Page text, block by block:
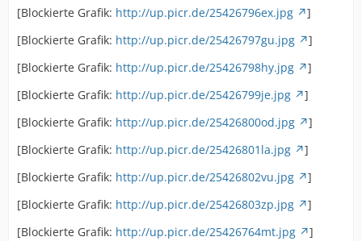
[Blockierte Grafik: http://up.picr.de/25426796ex.jpg
]
[Blockierte Grafik: http://up.picr.de/25426797gu.jpg
]
[Blockierte Grafik: http://up.picr.de/25426798hy.jpg
]
[Blockierte Grafik: http://up.picr.de/25426799je.jpg
]
[Blockierte Grafik: http://up.picr.de/25426800od.jpg
]
[Blockierte Grafik: http://up.picr.de/25426801la.jpg
]
[Blockierte Grafik: http://up.picr.de/25426802vu.jpg
]
[Blockierte Grafik: http://up.picr.de/25426803zp.jpg
]
[Blockierte Grafik: http://up.picr.de/25426764mt.jpg
]